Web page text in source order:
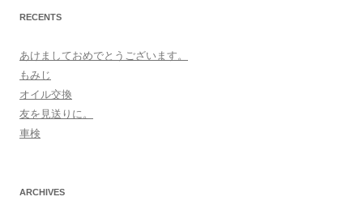
RECENTS
あけましておめでとうございます。
もみじ
オイル交換
友を見送りに。
車検
ARCHIVES